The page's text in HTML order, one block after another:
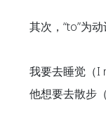
其次，“to”为
我要去睡觉（I
他想要去散步